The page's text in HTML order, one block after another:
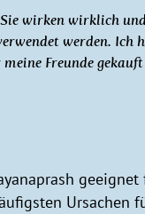
wirken wirklich
werden. Ich
Freunde gekauft
Ursachen